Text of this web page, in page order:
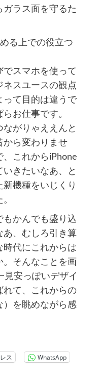
ラス面を守るた
る上での役立つ
スマホを使って
スユースの観点
って目的は違うで
お仕事です。
がりゃええんと
から変わりませ
、これからiPhone
きたいなあ、と
機種をいじくり
もかんでも盛り込
あ、むしろ引き算
時代にこれからは
。そんなことを画
見安っぽいデザイ
れて、これからの
）を眺めながら感
ス
WhatsApp